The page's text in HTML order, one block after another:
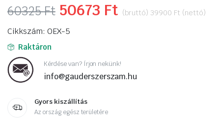
60325Ft Original
price
60325 Ft.
50673 Ft Current
50673 Ft.
(bruttó) 39900 Ft (nettó)
Cikkszám: OEX-5
Raktáron
Kérdése van? Írjon nekünk!
info@gauderszerszam.hu
Gyors kiszállítás
Az ország egész területére